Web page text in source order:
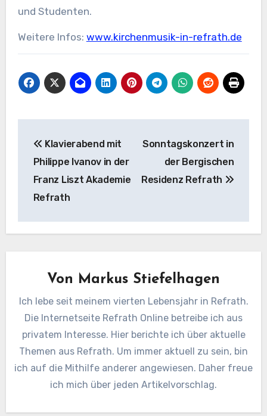
und Studenten.
Weitere Infos: www.kirchenmusik-in-refrath.de
Klavierabend mit
Philippe Ivanov in der
Franz Liszt Akademie
Refrath
Sonntagskonzert in
der Bergischen
Residenz Refrath
Von Markus Stiefelhagen
Ich lebe seit meinem vierten Lebensjahr in Refrath.
Die Internetseite Refrath Online betreibe ich aus
privatem Interesse. Hier berichte ich über aktuelle
Themen aus Refrath. Um immer aktuell zu sein, bin
ich auf die Mithilfe anderer angewiesen. Daher freue
ich mich über jeden Artikelvorschlag.